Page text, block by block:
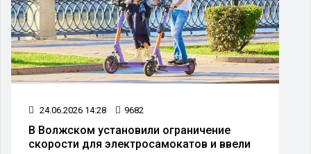
16.07.2026 14:30 3075
В Волгограде болельщиков бесплатно
развезут домой после матча «Ротора»